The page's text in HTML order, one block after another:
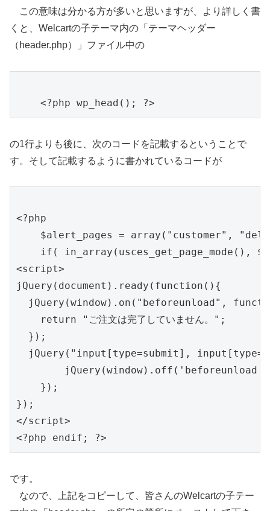
この意味は分かる方が多いと思いますが、より詳しく書
くと、Welcartの子テーマ内の「テーマヘッダー
（header.php）」ファイル中の
の1行よりも後に、次のコードを記載するということで
す。そして記載するように書かれているコードが
<?php
$alert_pages = array("customer",
if( in_array(usces_get_page_mode(),
<script>
jQuery(document).ready(function(){
jQuery(window).on("beforeunload",
    return "ご注文は完了していません。";
  });
jQuery("input[type=submit],
    });
});
</script>
です。
なので、上記をコピーして、皆さんのWelcartの子テー